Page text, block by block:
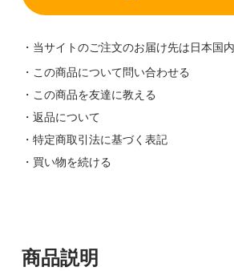
・当サイトのご注文のお届け先は日本国
・この商品について問い合わせる
・この商品を友達に教える
・返品について
・特定商取引法に基づく表記
・買い物を続ける
商品説明